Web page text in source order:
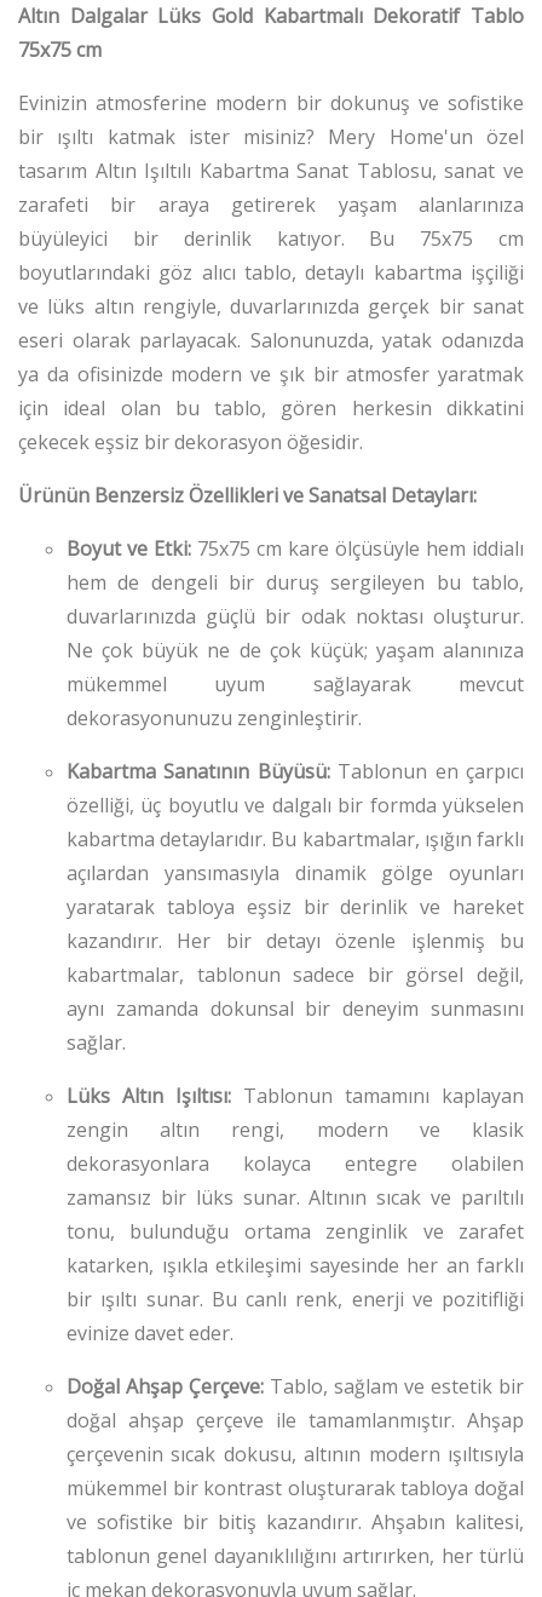
Altın Dalgalar Lüks Gold Kabartmalı Dekoratif Tablo
75x75 cm
Evinizin atmosferine modern bir dokunuş ve sofistike
bir ışıltı katmak ister misiniz? Mery Home'un özel
tasarım Altın Işıltılı Kabartma Sanat Tablosu, sanat ve
zarafeti bir araya getirerek yaşam alanlarınıza
büyüleyici bir derinlik katıyor. Bu 75x75 cm
boyutlarındaki göz alıcı tablo, detaylı kabartma işçiliği
ve lüks altın rengiyle, duvarlarınızda gerçek bir sanat
eseri olarak parlayacak. Salonunuzda, yatak odanızda
ya da ofisinizde modern ve şık bir atmosfer yaratmak
için ideal olan bu tablo, gören herkesin dikkatini
çekecek eşsiz bir dekorasyon öğesidir.
Ürünün Benzersiz Özellikleri ve Sanatsal Detayları:
Boyut ve Etki: 75x75 cm kare ölçüsüyle hem iddialı
hem de dengeli bir duruş sergileyen bu tablo,
duvarlarınızda güçlü bir odak noktası oluşturur.
Ne çok büyük ne de çok küçük; yaşam alanınıza
mükemmel uyum sağlayarak mevcut
dekorasyonunuzu zenginleştirir.
Kabartma Sanatının Büyüsü:Tablonun en çarpıcı
özelliği, üç boyutlu ve dalgalı bir formda yükselen
kabartma detaylarıdır. Bu kabartmalar, ışığın farklı
açılardan yansımasıyla dinamik gölge oyunları
yaratarak tabloya eşsiz bir derinlik ve hareket
kazandırır. Her bir detayı özenle işlenmiş bu
kabartmalar, tablonun sadece bir görsel değil,
aynı zamanda dokunsal bir deneyim sunmasını
sağlar.
Lüks Altın Işıltısı: Tablonun tamamını kaplayan
zengin altın rengi, modern ve klasik
dekorasyonlara kolayca entegre olabilen
zamansız bir lüks sunar. Altının sıcak ve parıltılı
tonu, bulunduğu ortama zenginlik ve zarafet
katarken, ışıkla etkileşimi sayesinde her an farklı
bir ışıltı sunar. Bu canlı renk, enerji ve pozitifliği
evinize davet eder.
Doğal Ahşap Çerçeve: Tablo, sağlam ve estetik bir
doğal ahşap çerçeve ile tamamlanmıştır. Ahşap
çerçevenin sıcak dokusu, altının modern ışıltısıyla
mükemmel bir kontrast oluşturarak tabloya doğal
ve sofistike bir bitiş kazandırır. Ahşabın kalitesi,
tablonun genel dayanıklılığını artırırken, her türlü
iç mekan dekorasyonuyla uyum sağlar.